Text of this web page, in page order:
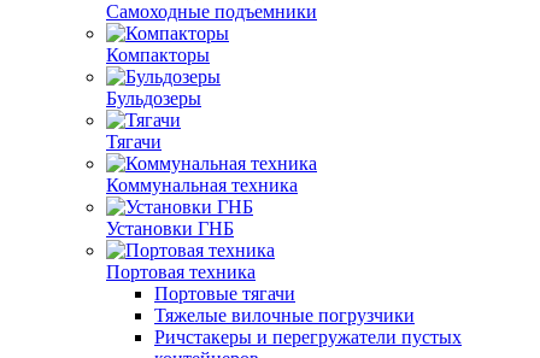
Самоходные подъемники
Компакторы
Бульдозеры
Тягачи
Коммунальная техника
Установки ГНБ
Портовая техника
Портовые тягачи
Тяжелые вилочные погрузчики
Ричстакеры и перегружатели пустых